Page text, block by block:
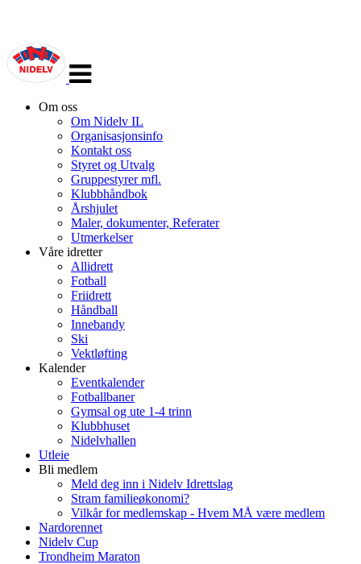
navigasjon
Om oss
Om Nidelv IL
Organisasjonsinfo
Kontakt oss
Styret og Utvalg
Gruppestyrer mfl.
Klubbhåndbok
Årshjulet
Maler, dokumenter, Referater
Utmerkelser
Våre idretter
Allidrett
Fotball
Friidrett
Håndball
Innebandy
Ski
Vektløfting
Kalender
Eventkalender
Fotballbaner
Gymsal og ute 1-4 trinn
Klubbhuset
Nidelvhallen
Utleie
Bli medlem
Meld deg inn i Nidelv Idrettslag
Stram familieøkonomi?
Vilkår for medlemskap - Hvem MÅ være medlem
Nardorennet
Nidelv Cup
Trondheim Maraton